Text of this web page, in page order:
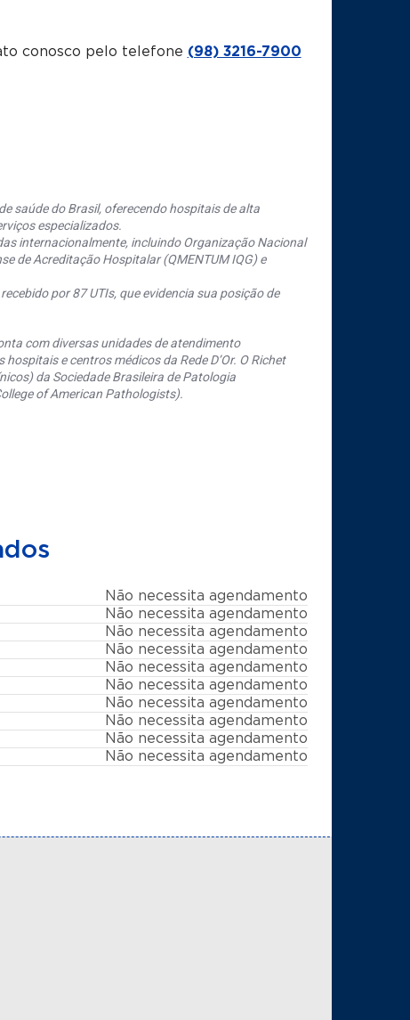
conosco pelo telefone (98) 3216-7900
saúde do Brasil, oferecendo hospitais de alta
especializados.
internacionalmente, incluindo Organização Nacional
de Acreditação Hospitalar (QMENTUM IQG) e
por 87 UTIs, que evidencia sua posição de
com diversas unidades de atendimento
e centros médicos da Rede D’Or. O Richet
da Sociedade Brasileira de Patologia
of American Pathologists).
Não necessita agendamento
Não necessita agendamento
Não necessita agendamento
Não necessita agendamento
Não necessita agendamento
Não necessita agendamento
Não necessita agendamento
Não necessita agendamento
Não necessita agendamento
Não necessita agendamento